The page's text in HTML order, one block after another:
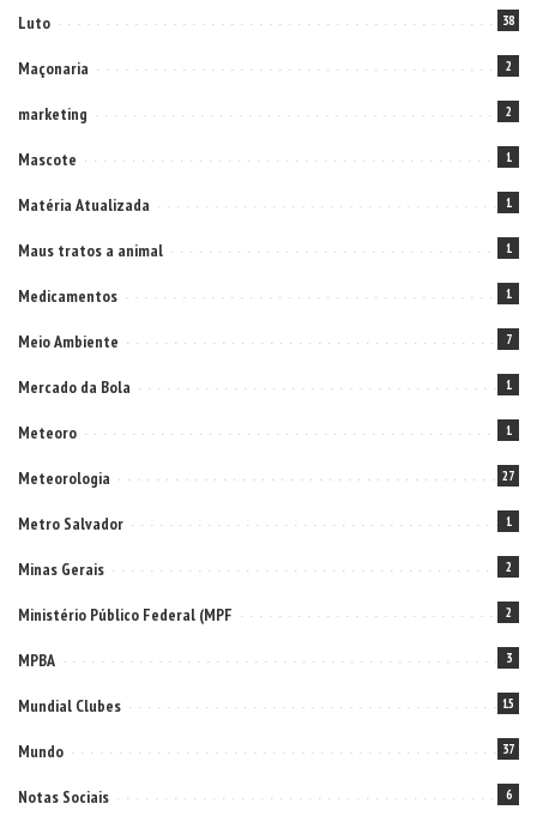
Luto 38
Maçonaria 2
marketing 2
Mascote 1
Matéria Atualizada 1
Maus tratos a animal 1
Medicamentos 1
Meio Ambiente 7
Mercado da Bola 1
Meteoro 1
Meteorologia 27
Metro Salvador 1
Minas Gerais 2
Ministério Público Federal (MPF 2
MPBA 3
Mundial Clubes 15
Mundo 37
Notas Sociais 6